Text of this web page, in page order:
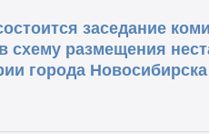
заседание
схему размещения
города Новосибирска